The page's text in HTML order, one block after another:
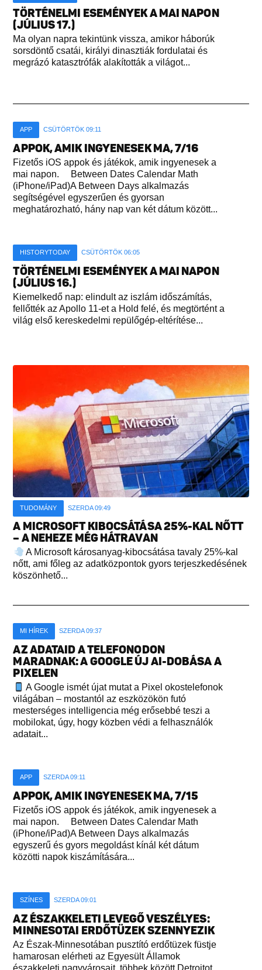
TÖRTÉNELMI ESEMÉNYEK A MAI NAPON
(JÚLIUS 17.)
Ma olyan napra tekintünk vissza, amikor háborúk
sorsdöntő csatái, királyi dinasztiák fordulatai és
megrázó katasztrófák alakították a világot...
APP CSÜTÖRTÖK 09:11
APPOK, AMIK INGYENESEK MA, 7/16
Fizetős iOS appok és játékok, amik ingyenesek a
mai napon. Between Dates Calendar Math
(iPhone/iPad)A Between Days alkalmazás
segítségével egyszerűen és gyorsan
meghatározható, hány nap van két dátum között...
HISTORYTODAY CSÜTÖRTÖK 06:05
TÖRTÉNELMI ESEMÉNYEK A MAI NAPON
(JÚLIUS 16.)
Kiemelkedő nap: elindult az iszlám időszámítás,
fellőtték az Apollo 11-et a Hold felé, és megtörtént a
világ első kereskedelmi repülőgép-eltérítése...
TUDOMÁNY SZERDA 09:49
A MICROSOFT KIBOCSÁTÁSA 25%-KAL NŐTT
– A NEHEZE MÉG HÁTRAVAN
A Microsoft károsanyag-kibocsátása tavaly 25%-kal
nőtt, ami főleg az adatközpontok gyors terjeszkedésének
köszönhető...
MI HÍREK SZERDA 09:37
AZ ADATAID A TELEFONODON
MARADNAK: A GOOGLE ÚJ AI-DOBÁSA A
PIXELEN
A Google ismét újat mutat a Pixel okostelefonok
világában – mostantól az eszközökön futó
mesterséges intelligencia még erősebbé teszi a
mobilokat, úgy, hogy közben védi a felhasználók
adatait...
APP SZERDA 09:11
APPOK, AMIK INGYENESEK MA, 7/15
Fizetős iOS appok és játékok, amik ingyenesek a
mai napon. Between Dates Calendar Math
(iPhone/iPad)A Between Days alkalmazás
egyszerű és gyors megoldást kínál két dátum
közötti napok kiszámítására...
SZÍNES SZERDA 09:01
AZ ÉSZAKKELETI LEVEGŐ VESZÉLYES:
MINNESOTAI ERDŐTÜZEK SZENNYEZIK
Az Észak-Minnesotában pusztító erdőtüzek füstje
hamarosan elérheti az Egyesült Államok
északkeleti nagyvárosait, többek között Detroitot,